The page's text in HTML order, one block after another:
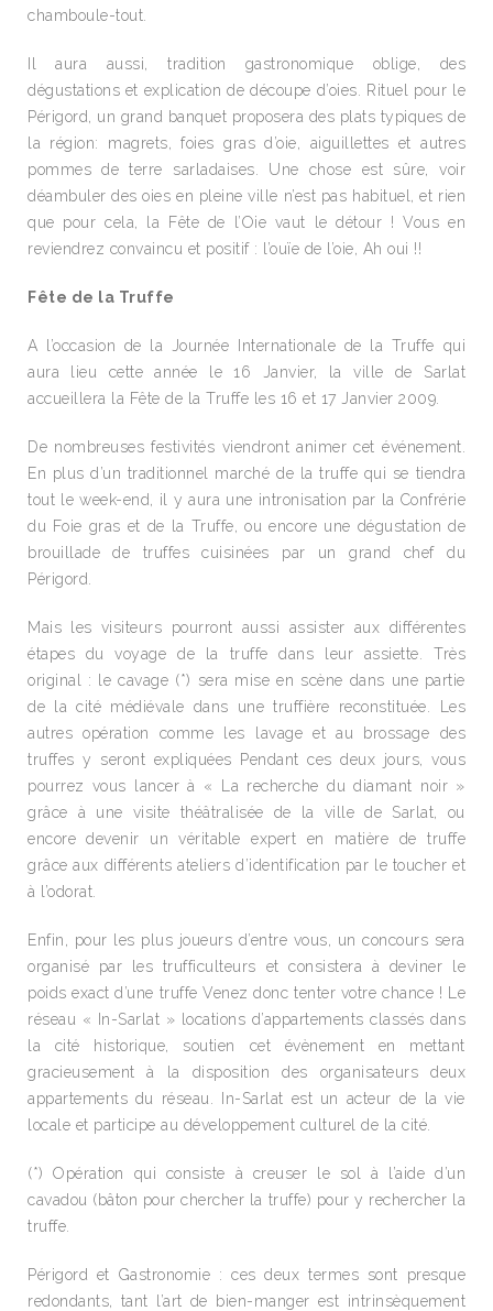
chamboule-tout.
Il aura aussi, tradition gastronomique oblige, des
dégustations et explication de découpe d’oies. Rituel pour le
Périgord, un grand banquet proposera des plats typiques de
la région: magrets, foies gras d’oie, aiguillettes et autres
pommes de terre sarladaises. Une chose est sûre, voir
déambuler des oies en pleine ville n’est pas habituel, et rien
que pour cela, la Fête de l’Oie vaut le détour ! Vous en
reviendrez convaincu et positif : l’ouïe de l’oie, Ah oui !!
Fête de la Truffe
A l’occasion de la Journée Internationale de la Truffe qui
aura lieu cette année le 16 Janvier, la ville de Sarlat
accueillera la Fête de la Truffe les 16 et 17 Janvier 2009.
De nombreuses festivités viendront animer cet événement.
En plus d’un traditionnel marché de la truffe qui se tiendra
tout le week-end, il y aura une intronisation par la Confrérie
du Foie gras et de la Truffe, ou encore une dégustation de
brouillade de truffes cuisinées par un grand chef du
Périgord.
Mais les visiteurs pourront aussi assister aux différentes
étapes du voyage de la truffe dans leur assiette. Très
original : le cavage (*) sera mise en scène dans une partie
de la cité médiévale dans une truffière reconstituée. Les
autres opération comme les lavage et au brossage des
truffes y seront expliquées Pendant ces deux jours, vous
pourrez vous lancer à « La recherche du diamant noir »
grâce à une visite théâtralisée de la ville de Sarlat, ou
encore devenir un véritable expert en matière de truffe
grâce aux différents ateliers d’identification par le toucher et
à l’odorat.
Enfin, pour les plus joueurs d’entre vous, un concours sera
organisé par les trufficulteurs et consistera à deviner le
poids exact d’une truffe Venez donc tenter votre chance ! Le
réseau « In-Sarlat » locations d’appartements classés dans
la cité historique, soutien cet évènement en mettant
gracieusement à la disposition des organisateurs deux
appartements du réseau. In-Sarlat est un acteur de la vie
locale et participe au développement culturel de la cité.
(*) Opération qui consiste à creuser le sol à l’aide d’un
cavadou (bâton pour chercher la truffe) pour y rechercher la
truffe.
Périgord et Gastronomie : ces deux termes sont presque
redondants, tant l’art de bien-manger est intrinsèquement